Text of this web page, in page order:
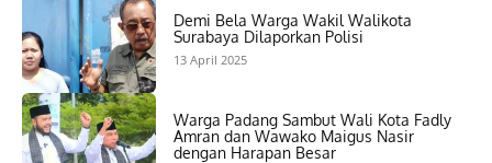
Demi Bela Warga Wakil Walikota
Surabaya Dilaporkan Polisi
13 April 2025
Warga Padang Sambut Wali Kota Fadly
Amran dan Wawako Maigus Nasir
dengan Harapan Besar